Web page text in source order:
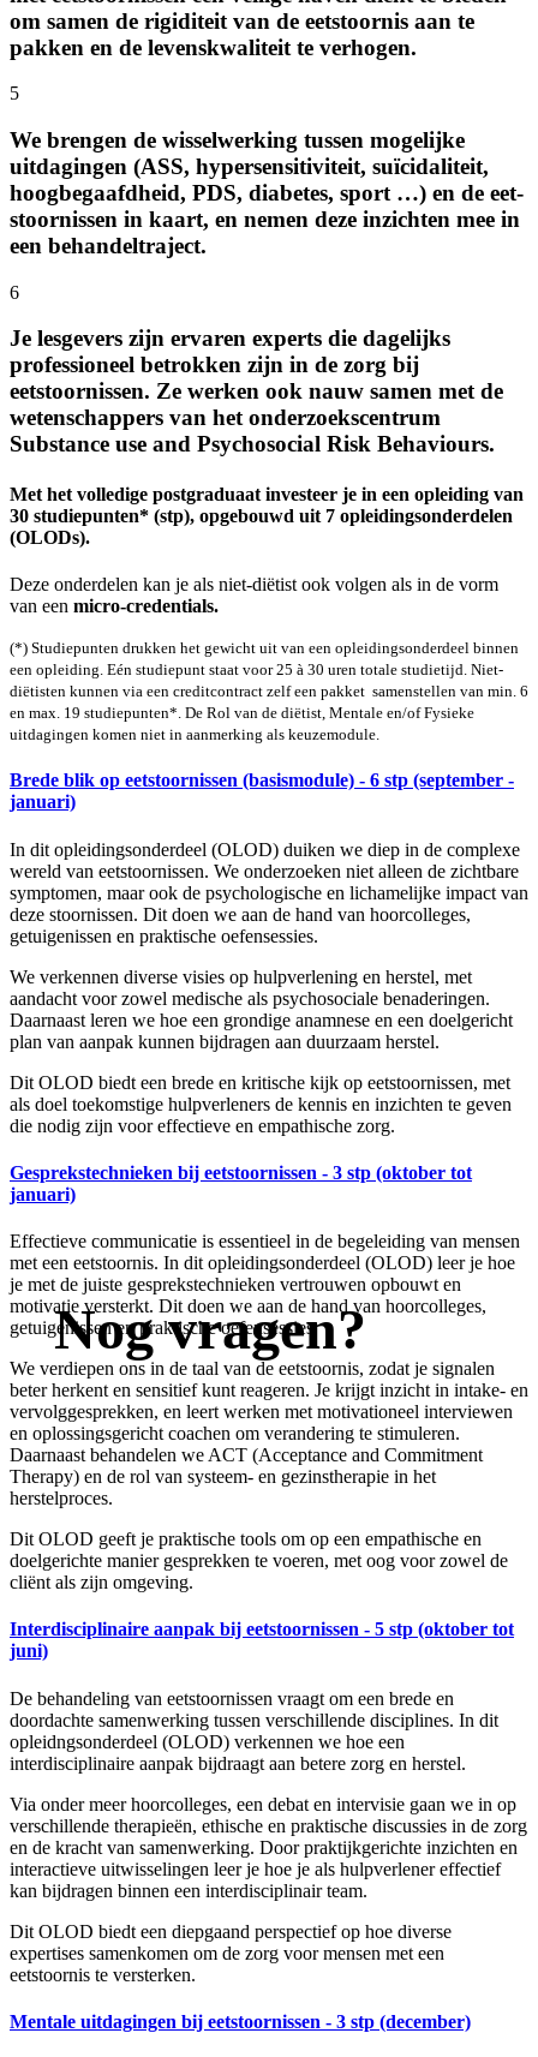
om samen de rigiditeit van de eetstoornis aan te
pakken en de levens­kwaliteit te verhogen.
5
We brengen de wissel­werking tussen mogelijke
uitdagingen (ASS, hyper­sensitiviteit, suïcidaliteit,
hoog­begaafd­heid, PDS, diabetes, sport …) en de eet­
stoornissen in kaart, en nemen deze inzichten mee in
een behandel­traject.
6
Je lesgevers zijn ervaren experts die dagelijks
professioneel betrokken zijn in de zorg bij
eetstoornissen. Ze werken ook nauw samen met de
wetenschappers van het onderzoekscentrum
Substance use and Psychosocial Risk Behaviours.
Met het volledige postgraduaat investeer je in een opleiding van
30 studie­punten* (stp), opgebouwd uit 7 opleidings­onderdelen
(OLODs).
Deze onderdelen kan je als niet-diëtist ook volgen als in de vorm
van een micro-credentials.
(*) Studiepunten drukken het gewicht uit van een opleidings­onderdeel binnen
een opleiding. Eén studiepunt staat voor 25 à 30 uren totale studietijd. Niet-
diëtisten kunnen via een creditcontract zelf een pakket samenstellen van min. 6
en max. 19 studiepunten*. De Rol van de diëtist, Mentale en/of Fysieke
uitdagingen komen niet in aanmerking als keuzemodule.
Brede blik op eetstoornissen (basismodule) - 6 stp (september -
januari)
In dit opleidingsonderdeel (OLOD) duiken we diep in de complexe
wereld van eetstoornissen. We onderzoeken niet alleen de zichtbare
symptomen, maar ook de psychologische en lichamelijke impact van
deze stoornissen. Dit doen we aan de hand van hoorcolleges,
getuigenissen en praktische oefensessies.
We verkennen diverse visies op hulpverlening en herstel, met
aandacht voor zowel medische als psychosociale benaderingen.
Daarnaast leren we hoe een grondige anamnese en een doelgericht
plan van aanpak kunnen bijdragen aan duurzaam herstel.
Dit OLOD biedt een brede en kritische kijk op eetstoornissen, met
als doel toekomstige hulpverleners de kennis en inzichten te geven
die nodig zijn voor effectieve en empathische zorg.
Gesprekstechnieken bij eetstoornissen - 3 stp (oktober tot
januari)
Effectieve communicatie is essentieel in de begeleiding van mensen
met een eetstoornis. In dit opleidingsonderdeel (OLOD) leer je hoe
je met de juiste gesprekstechnieken vertrouwen opbouwt en
motivatie versterkt. Dit doen we aan de hand van hoorcolleges,
getuigenissen en praktische oefensessies.
We verdiepen ons in de taal van de eetstoornis, zodat je signalen
beter herkent en sensitief kunt reageren. Je krijgt inzicht in intake- en
vervolggesprekken, en leert werken met motivationeel interviewen
en oplossingsgericht coachen om verandering te stimuleren.
Daarnaast behandelen we ACT (Acceptance and Commitment
Therapy) en de rol van systeem- en gezinstherapie in het
herstelproces.
Dit OLOD geeft je praktische tools om op een empathische en
doelgerichte manier gesprekken te voeren, met oog voor zowel de
cliënt als zijn omgeving.
Interdisciplinaire aanpak bij eetstoornissen - 5 stp (oktober tot
juni)
De behandeling van eetstoornissen vraagt om een brede en
doordachte samenwerking tussen verschillende disciplines. In dit
opleidngsonderdeel (OLOD) verkennen we hoe een
interdisciplinaire aanpak bijdraagt aan betere zorg en herstel.
Via onder meer hoorcolleges, een debat en intervisie gaan we in op
verschillende therapieën, ethische en praktische discussies in de zorg
en de kracht van samenwerking. Door praktijkgerichte inzichten en
interactieve uitwisselingen leer je hoe je als hulpverlener effectief
kan bijdragen binnen een interdisciplinair team.
Dit OLOD biedt een diepgaand perspectief op hoe diverse
expertises samenkomen om de zorg voor mensen met een
eetstoornis te versterken.
Mentale uitdagingen bij eetstoornissen - 3 stp (december)
Nog vragen?